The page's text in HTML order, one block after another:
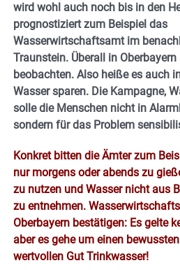
wird wohl auch noch bis in den
prognostiziert zum Beispiel das
Wasserwirtschaftsamt im
Traunstein. Überall in Oberbayern
beobachten. Also heiße es auch
Wasser sparen. Die Kampagne,
solle die Menschen nicht in
sondern für das Problem
Konkret bitten die Ämter zum
nur morgens oder abends zu
zu nutzen und Wasser nicht aus
zu entnehmen.
Oberbayern bestätigen: Es gelte
aber es gehe um einen
wertvollen Gut Trinkwasser!